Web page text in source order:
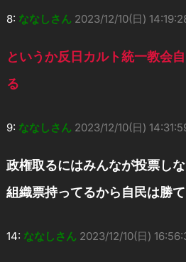
8: ななしさん 2023/12/10(日)
というか反日カルト統一教会
る
9: ななしさん 2023/12/10(日)
政権取るにはみんなが投票し
組織票持ってるから自民は勝
14: ななしさん 2023/12/10(日)